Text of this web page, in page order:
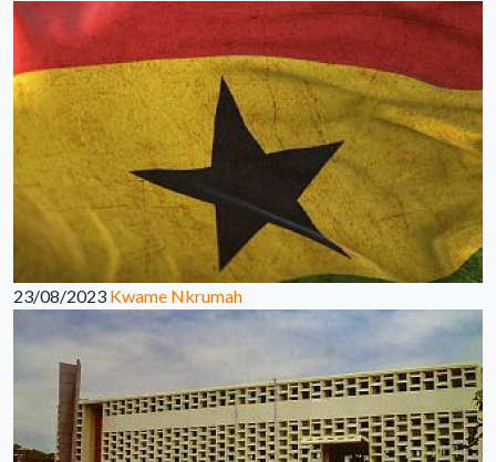
23/08/2023 Kwame Nkrumah